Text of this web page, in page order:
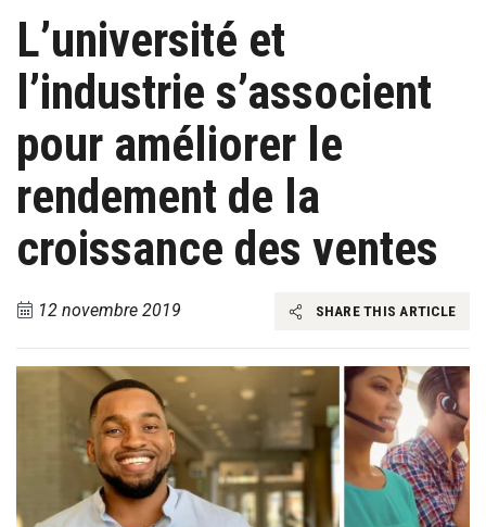
L’université et
l’industrie s’associent
pour améliorer le
rendement de la
croissance des ventes
12 novembre 2019 SHARE THIS ARTICLE